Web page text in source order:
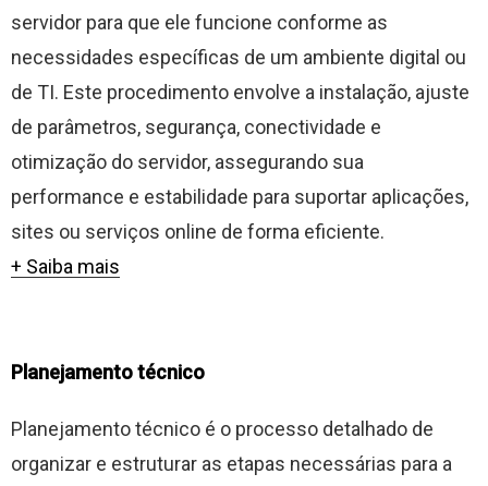
servidor para que ele funcione conforme as
necessidades específicas de um ambiente digital ou
de TI. Este procedimento envolve a instalação, ajuste
de parâmetros, segurança, conectividade e
otimização do servidor, assegurando sua
performance e estabilidade para suportar aplicações,
sites ou serviços online de forma eficiente.
+ Saiba mais
Planejamento técnico
Planejamento técnico é o processo detalhado de
organizar e estruturar as etapas necessárias para a